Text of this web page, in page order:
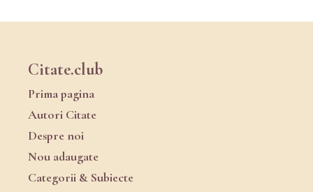
Citate.club
Prima pagina
Autori Citate
Despre noi
Nou adaugate
Categorii & Subiecte